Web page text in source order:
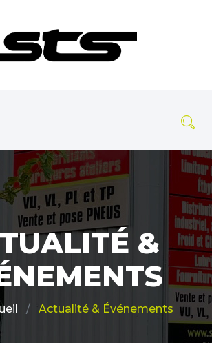
&
Actualité & Événements